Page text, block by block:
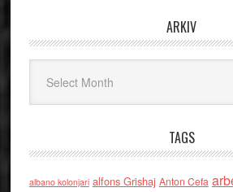
ARKIV
TAGS
albano kolonjari alfons Grishaj Anton Cefa